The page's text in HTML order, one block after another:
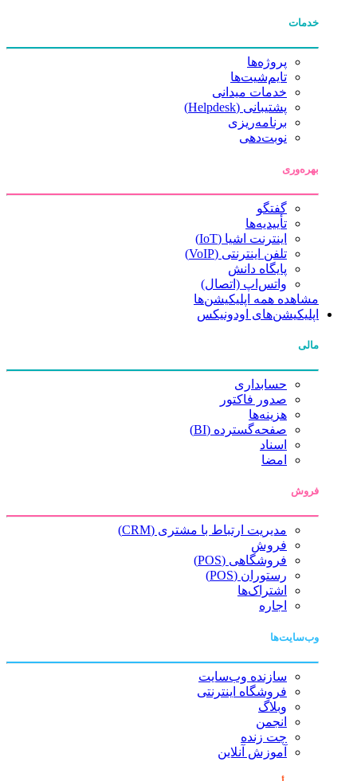
خدمات
پروژه‌ها
تایم‌شیت‌ها
خدمات میدانی
پشتیبانی (Helpdesk)
برنامه‌ریزی
نوبت‌دهی
بهره‌وری
گفتگو
تأییدیه‌ها
اینترنت اشیا (IoT)
تلفن اینترنتی (VoIP)
پایگاه دانش
واتس‌اپ (اتصال)
مشاهده همه اپلیکیشن‌ها
اپلیکیشن‌های اودونیکس
مالی
حسابداری
صدور فاکتور
هزینه‌ها
صفحه‌گسترده (BI)
اسناد
امضا
فروش
مدیریت ارتباط با مشتری (CRM)
فروش
فروشگاهی (POS)
رستوران (POS)
اشتراک‌ها
اجاره
وب‌سایت‌ها
سازنده وب‌سایت
فروشگاه اینترنتی
وبلاگ
انجمن
چت زنده
آموزش آنلاین